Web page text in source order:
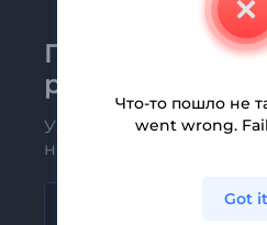
рассылке
Узнавайте о последних
новых предложениях
Что-то пошло не
went wrong.
Got it